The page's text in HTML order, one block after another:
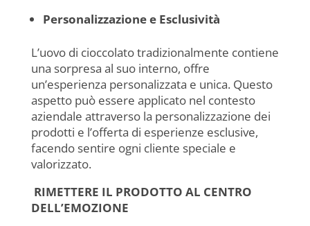
Personalizzazione e Esclusività
L’uovo di cioccolato tradizionalmente contiene
una sorpresa al suo interno, offre
un’esperienza personalizzata e unica. Questo
aspetto può essere applicato nel contesto
aziendale attraverso la personalizzazione dei
prodotti e l’offerta di esperienze esclusive,
facendo sentire ogni cliente speciale e
valorizzato.
RIMETTERE IL PRODOTTO AL CENTRO
DELL’EMOZIONE